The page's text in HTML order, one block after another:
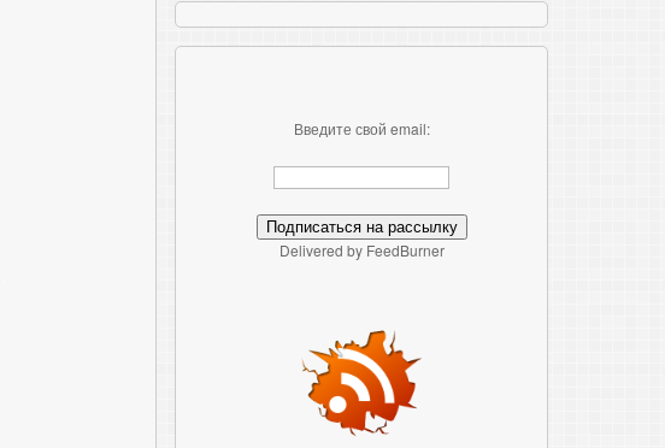
Введите свой email:
Delivered by FeedBurner